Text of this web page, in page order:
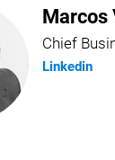
Marcos
Chief
Linkedin